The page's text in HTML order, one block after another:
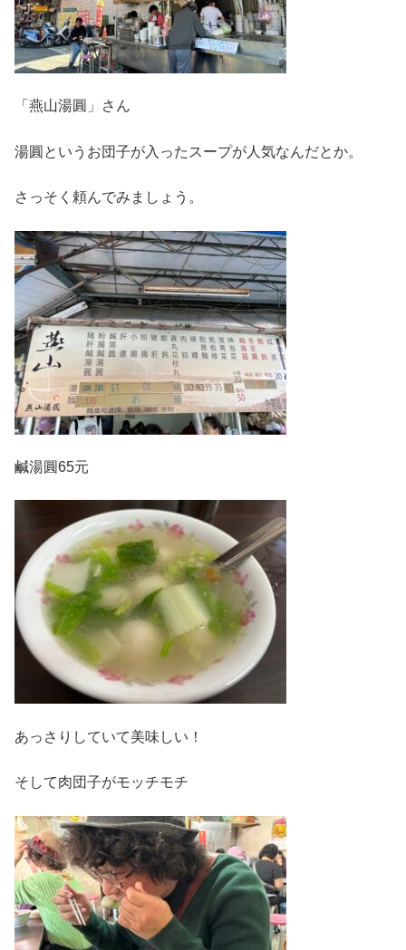
「燕山湯圓」さん
湯圓というお団子が入ったスープが人気なんだとか。
さっそく頼んでみましょう。
鹹湯圓65元
あっさりしていて美味しい！
そして肉団子がモッチモチ